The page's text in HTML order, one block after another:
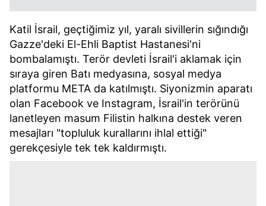
Katil İsrail, geçtiğimiz yıl, yaralı sivillerin sığındığı
Gazze'deki El-Ehli Baptist Hastanesi'ni
bombalamıştı. Terör devleti İsrail'i aklamak için
sıraya giren Batı medyasına, sosyal medya
platformu META da katılmıştı. Siyonizmin aparatı
olan Facebook ve Instagram, İsrail'in terörünü
lanetleyen masum Filistin halkına destek veren
mesajları "topluluk kurallarını ihlal ettiği"
gerekçesiyle tek tek kaldırmıştı.